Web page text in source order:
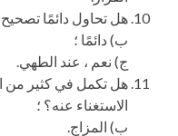
هل تحاول دائمًا
ب) دائمًا ؛
ج) نعم ، عند الطهي.
هل تكمل في كثير من
الاستغناء عنه؟ ؛
ب) المزاج.